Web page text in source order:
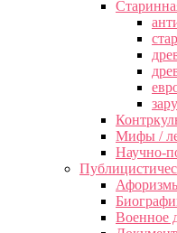
Мифы /
Научно-
Военное